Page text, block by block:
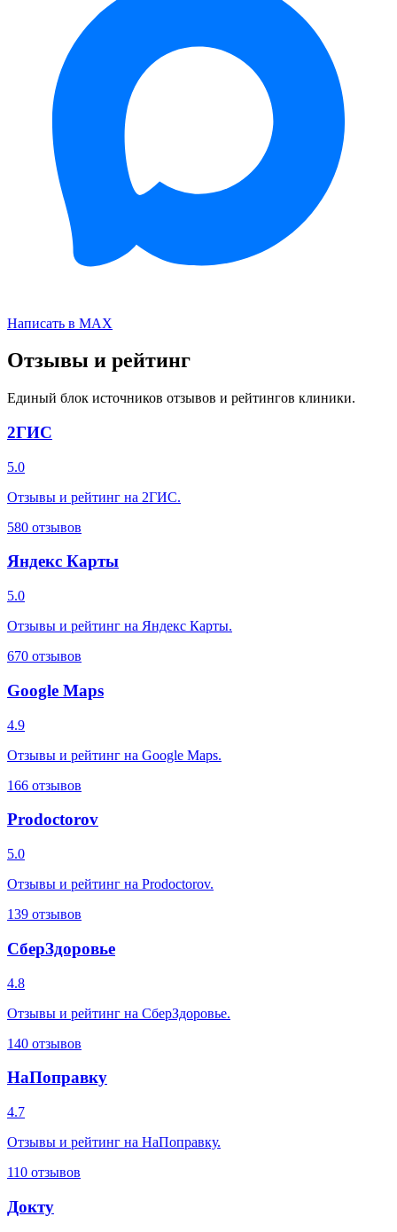
Написать в MAX
Отзывы и рейтинг
Единый блок источников отзывов и рейтингов клиники.
2ГИС
5.0
Отзывы и рейтинг на 2ГИС.
580 отзывов
Яндекс Карты
5.0
Отзывы и рейтинг на Яндекс Карты.
670 отзывов
Google Maps
4.9
Отзывы и рейтинг на Google Maps.
166 отзывов
Prodoctorov
5.0
Отзывы и рейтинг на Prodoctorov.
139 отзывов
СберЗдоровье
4.8
Отзывы и рейтинг на СберЗдоровье.
140 отзывов
НаПоправку
4.7
Отзывы и рейтинг на НаПоправку.
110 отзывов
Докту